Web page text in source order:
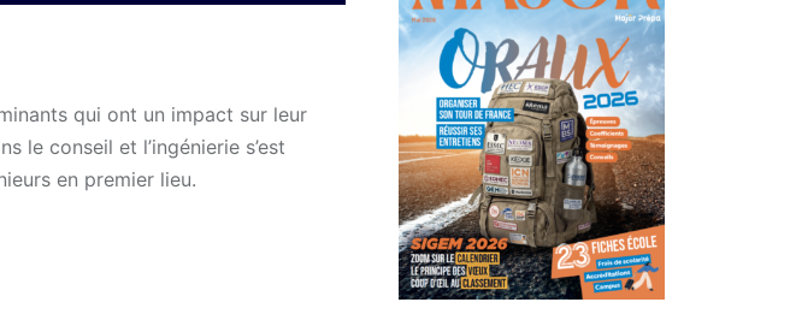
qui ont un impact sur leur
le conseil et l’ingénierie s’est
en premier lieu.